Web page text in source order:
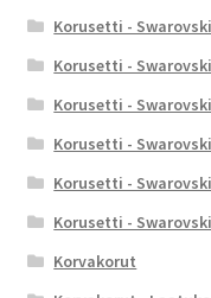
Korusetti -
Korusetti -
Korusetti -
Korusetti -
Korusetti -
Korusetti -
Korvakorut